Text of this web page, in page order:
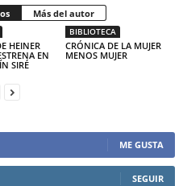
Más del autor
HEINER
EN
SIRÉ
BIBLIOTECA
CRÓNICA DE LA MUJER
MENOS MUJER
ME GUSTA
SEGUIR